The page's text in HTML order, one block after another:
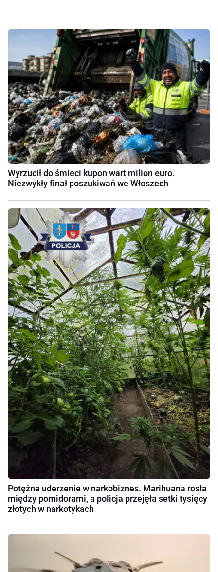
Wyrzucił do śmieci kupon wart milion euro.
Niezwykły finał poszukiwań we Włoszech
Potężne uderzenie w narkobiznes. Marihuana rosła
między pomidorami, a policja przejęła setki tysięcy
złotych w narkotykach